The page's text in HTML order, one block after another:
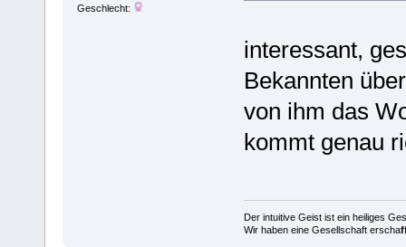
Geschlecht:
interessant,
Bekannten
von ihm das
kommt genau
Der intuitive Geist ist ein heiliges
Wir haben eine Gesellschaft erschaf